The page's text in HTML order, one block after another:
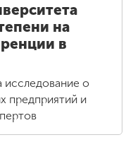
на
в
исследование о
предприятий и